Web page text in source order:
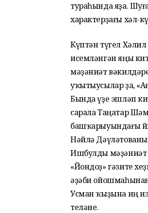
тураһында яҙа.
характерҙағы хәл-
Күптән түгел
исемләнгән яңы
мәҙәниәт
уҡытыусылар ҙа,
Бында үҙе эшләп
сарала Таңатар
башҡарыуындағы
Нәйлә
Ишбулды мәҙәниәт
«Йондоҙ» гәзите
әҙәби
Усман ҡыҙына иң
теләне.